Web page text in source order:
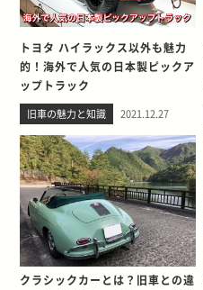
トヨタ ハイラックス以外も魅力
的！海外で人気の日本製ピックア
ップトラック
旧車の魅力と知識 2021.12.27
クラシックカーとは？旧車との違